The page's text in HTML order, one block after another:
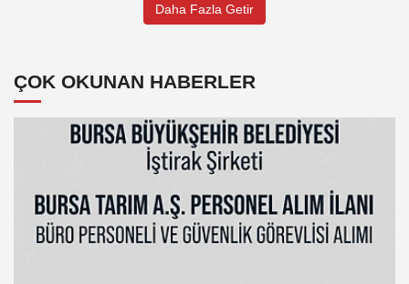
Daha Fazla Getir
ÇOK OKUNAN HABERLER